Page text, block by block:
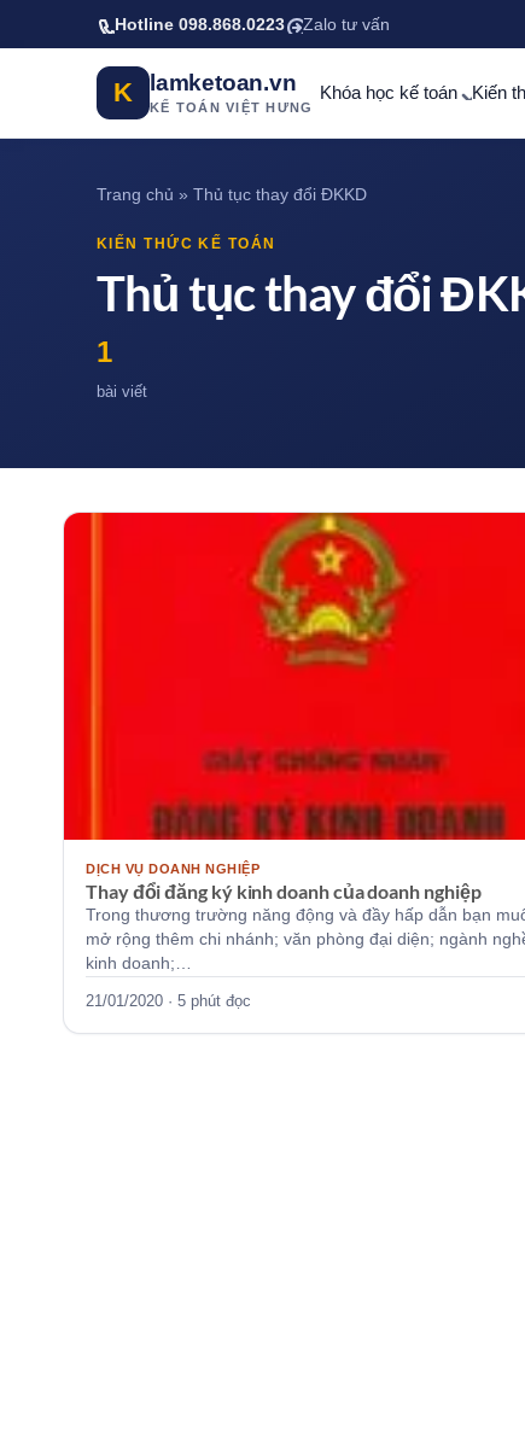
Bỏ qua tới nội dung chính
Hotline 098.868.0223 Zalo tư vấn
K lamketoan.vn
KẾ TOÁN VIỆT HƯNG
Khóa học kế toán Kiến
Trang chủ » Thủ tục thay đổi ĐKKD
KIẾN THỨC KẾ TOÁN
Thủ tục thay đổi
1
bài viết
DỊCH VỤ DOANH NGHIỆP
Thay đổi đăng ký kinh doanh của doanh nghiệp
Trong thương trường năng động và đầy hấp dẫn bạn
mở rộng thêm chi nhánh; văn phòng đại diện; ngành
kinh doanh;…
21/01/2020 · 5 phút đọc